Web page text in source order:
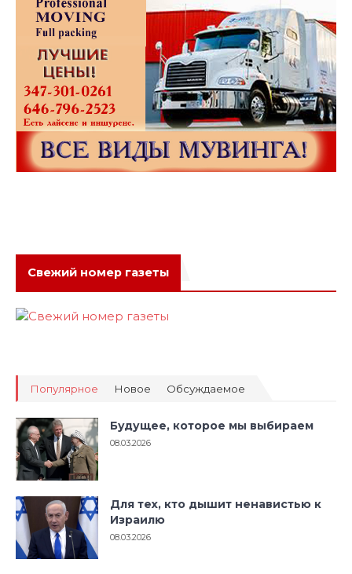
Свежий номер газеты
Популярное Новое Обсуждаемое
Будущее, которое мы выбираем
08.03.2026
Для тех, кто дышит ненавистью к
Израилю
08.03.2026